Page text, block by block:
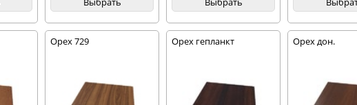
Орех 729 Орех гепланкт Орех дон.